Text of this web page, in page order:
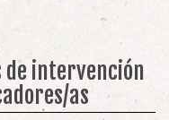
de intervención
as